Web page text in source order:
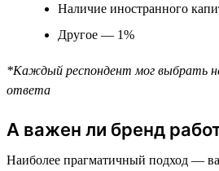
Наличие иностранного
Другое — 1%
*Каждый респондент мог выбрать
ответа
А важен ли бренд
Наиболее прагматичный подход —